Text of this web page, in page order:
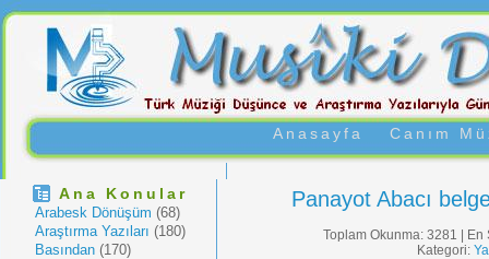
Anasayfa Canım
Ana Konular
Arabesk Dönüşüm (68)
Araştırma Yazıları (180)
Basından (170)
Panayot Abacı
Toplam Okunma: 3281 |
Kategori: